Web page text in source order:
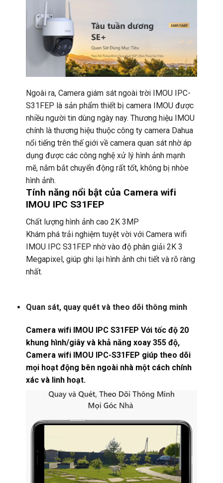
Ngoài ra, Camera giám sát ngoài trời IMOU IPC-
S31FEP là sản phẩm thiết bị camera IMOU được
nhiều người tin dùng ngày nay. Thương hiệu IMOU
chính là thương hiệu thuộc công ty camera Dahua
nổi tiếng trên thế giới về camera quan sát nhờ áp
dụng được các công nghệ xử lý hình ảnh mạnh
mẽ, nắm bắt chuyển động rất tốt, không bị nhòe
hình ảnh.
Tính năng nổi bật của Camera wifi
IMOU IPC S31FEP
Chất lượng hình ảnh cao 2K 3MP
Khám phá trải nghiệm tuyệt vời với Camera wifi
IMOU IPC S31FEP nhờ vào độ phân giải 2K 3
Megapixel, giúp ghi lại hình ảnh chi tiết và rõ ràng
nhất.
Quan sát, quay quét và theo dõi thông minh
Camera wifi IMOU IPC S31FEP Với tốc độ 20
khung hình/giây và khả năng xoay 355 độ,
Camera wifi IMOU IPC-S31FEP giúp theo dõi
mọi hoạt động bên ngoài nhà một cách chính
xác và linh hoạt.